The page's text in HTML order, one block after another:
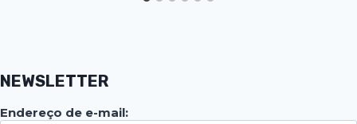
NEWSLETTER
Endereço de e-mail: